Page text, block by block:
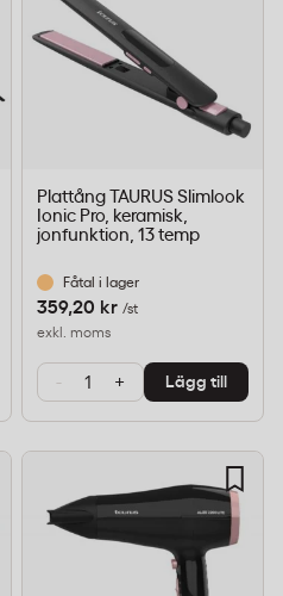
Plattång TAURUS Slimlook
Ionic Pro, keramisk,
jonfunktion, 13 temp
Fåtal i lager
359,20 kr /st
exkl. moms
- + Lägg till